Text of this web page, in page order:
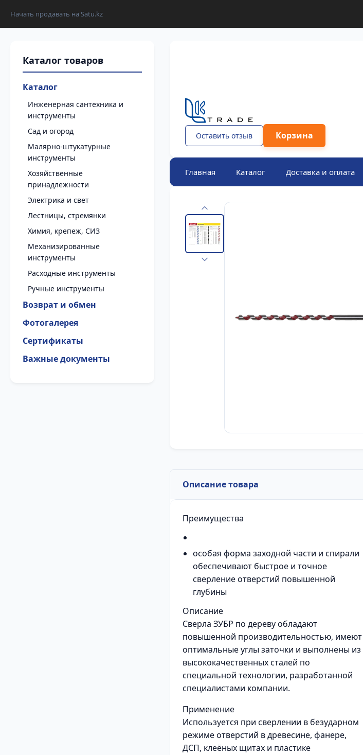
Начать продавать на Satu.kz
Каталог
Инженерная сантехника и
инструменты
Сад и огород
Малярно-штукатурные
инструменты
Хозяйственные
принадлежности
Электрика и свет
Лестницы, стремянки
Химия, крепеж, СИЗ
Механизированные
инструменты
Расходные инструменты
Ручные инструменты
Возврат и обмен
Фотогалерея
Сертификаты
Важные документы
Оставить отзыв Корзина
Главная Каталог Доставка и оплата
Описание товара
Преимущества
особая форма заходной части и спирали
обеспечивают быстрое и точное
сверление отверстий повышенной
глубины
Описание
Сверла ЗУБР по дереву обладают
повышенной производительностью, имеют
оптимальные углы заточки и выполнены из
высококачественных сталей по
специальной технологии, разработанной
специалистами компании.
Применение
Используется при сверлении в безударном
режиме отверстий в древесине, фанере,
ДСП, клеёных щитах и пластике